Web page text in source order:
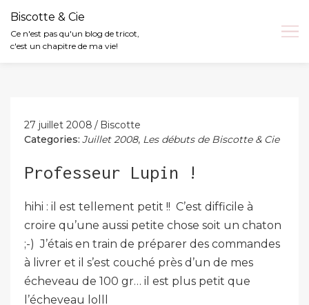
Biscotte & Cie
Ce n'est pas qu'un blog de tricot,
c'est un chapitre de ma vie!
27 juillet 2008
Biscotte
Categories: Juillet 2008, Les débuts de Biscotte & Cie
Professeur Lupin !
hihi : il est tellement petit !! C’est difficile à
croire qu’une aussi petite chose soit un chaton
;-) J’étais en train de préparer des commandes
à livrer et il s’est couché près d’un de mes
écheveau de 100 gr… il est plus petit que
l’écheveau lolll